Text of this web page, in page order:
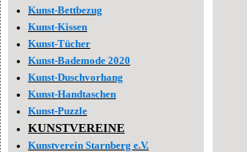
Kunst-Bettbezug
Kunst-Kissen
Kunst-Tücher
Kunst-Bademode 2020
Kunst-Duschvorhang
Kunst-Handtaschen
Kunst-Puzzle
KUNSTVEREINE
Kunstverein Starnberg e.V.